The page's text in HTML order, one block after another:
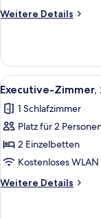
Weitere Details
Weitere
1 King-
Bett,
Nichtraucher
Alle
Fotos
für
Executive-
Zimmer,
2 Einzelbetten,
Nichtraucher
anzeigen
4
Executive-
1 Schlafzimmer
Platz für 2
2 Einzelbetten
Kostenloses WLAN
Weitere Details
Weitere